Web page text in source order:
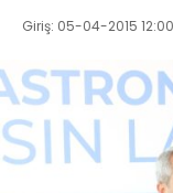
Giriş: 05-04-2015 12:00